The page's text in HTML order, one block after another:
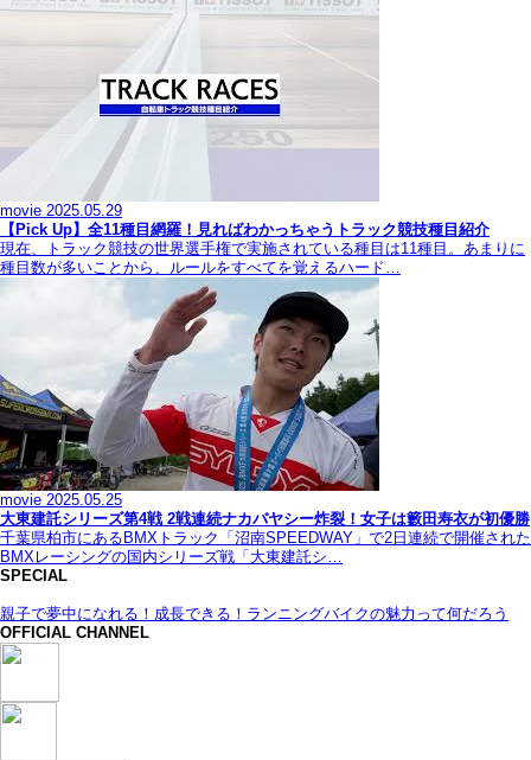
movie 2025.05.29
【Pick Up】全11種目網羅！見ればわかっちゃうトラック競技種目紹介
現在、トラック競技の世界選手権で実施されている種目は11種目。あまりに
種目数が多いことから、ルールをすべてを覚えるハード…
movie 2025.05.25
大東建託シリーズ第4戦 2戦連続ナカバヤシー炸裂！女子は籔田寿衣が初優勝
千葉県柏市にあるBMXトラック「沼南SPEEDWAY」で2日連続で開催された
BMXレーシングの国内シリーズ戦「大東建託シ…
SPECIAL
親子で夢中になれる！成長できる！ランニングバイクの魅力って何だろう
OFFICIAL CHANNEL